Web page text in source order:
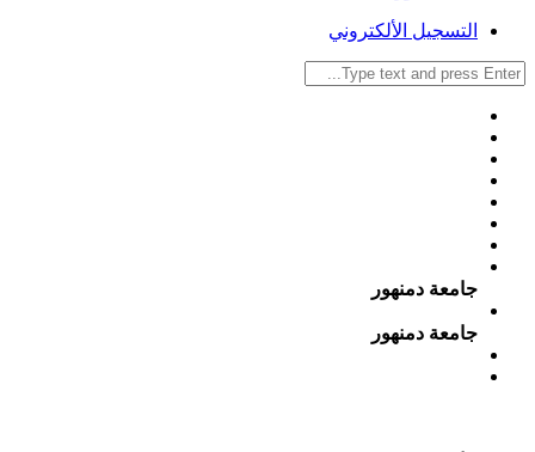
التسجيل الألكتروني
جامعة دمنهور
جامعة دمنهور